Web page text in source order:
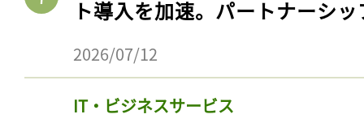
ト導入を加速。パートナーシ
2026/07/12
IT・ビジネスサービス